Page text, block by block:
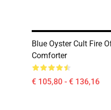
Blue Oyster Cult Fire
Comforter
€ 105,80 - € 136,16